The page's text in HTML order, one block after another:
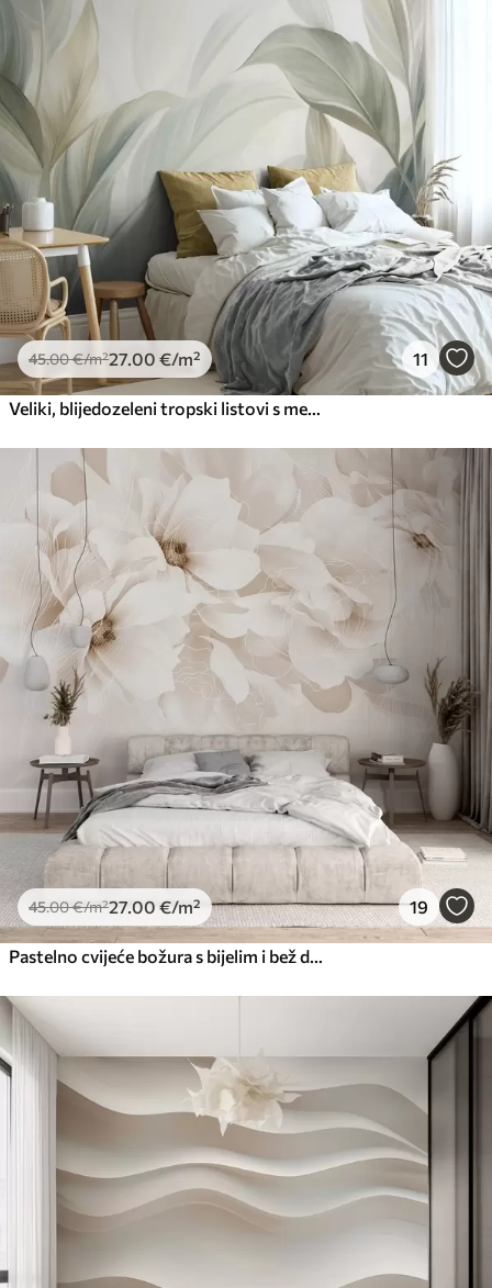
Premium
56 .67 €/m²
Premium vinil
66 40 .00 /m²
Peel and Stick
81.6749.00€/m²
45.00€/m²27.00 €/m² 11
Veliki, blijedozeleni tropski listovi s mekim, pastelnim bojama, teksturirana umjetnost
45.00€/m²27.00 €/m² 19
Pastelno cvijeće božura s bijelim i bež delikatnim laticama i bijelim linijama na svijetlo bež pozadini